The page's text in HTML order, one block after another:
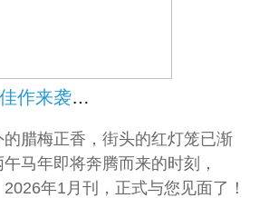
【新春将至，佳作来袭】老小孩电子杂志2026年1月刊上线！
腊梅正香，街头的红灯笼已渐
马年即将奔腾而来的时刻，
2026年1月刊，正式与您见面了！